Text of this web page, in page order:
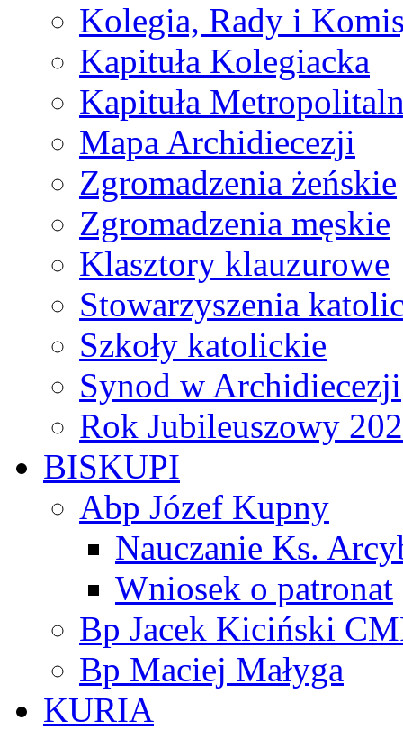
Kolegia, Rady i
Kapituła Kolegiacka
Kapituła
Mapa Archidiecezji
Zgromadzenia żeńskie
Zgromadzenia męskie
Klasztory klauzurowe
Stowarzyszenia
Szkoły katolickie
Synod w Archidiecezji
Rok Jubileuszowy
BISKUPI
Abp Józef Kupny
Nauczanie Ks.
Wniosek o patronat
Bp Jacek Kiciński
Bp Maciej Małyga
KURIA